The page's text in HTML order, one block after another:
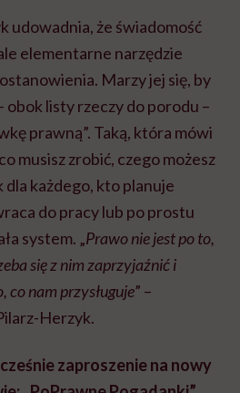
udowadnia, że świadomość
elementarne narzędzie
Marzy jej się, by
obok listy rzeczy do porodu –
prawną”. Taką, która mówi
musisz zrobić, czego możesz
każdego, kto planuje
do pracy lub po prostu
system. „Prawo nie jest po to,
się z nim zaprzyjaźnić i
co nam przysługuje” –
Herzyk.
zaproszenie na nowy